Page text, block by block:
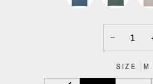
−
SIZE M